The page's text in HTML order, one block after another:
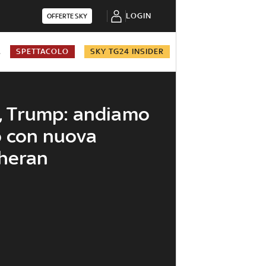
OFFERTE SKY LOGIN
SPETTACOLO SKY TG24 INSIDER
Trump: andiamo
con nuova